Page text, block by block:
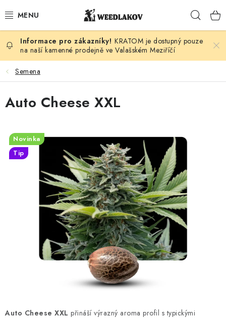
na
KONOPÍ DLE DRUHU
KUŘÁCKÉ POTŘEBY
SEMENA
PRO ZVÍŘATA
ENERGY SNIFF
PODLE ZNAČKY
Hodnocení obchodu
Doprava & Platba
Moje objednávka
KRATOM je dostupný pouze
na naší kamenné prodejně ve Valašském Meziříčí
Semena
Auto Cheese XXL přináší výrazný aroma profil s typickými
Auto Cheese XXL
Novinka
Tip